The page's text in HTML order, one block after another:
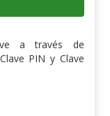
a través de
PIN y Clave